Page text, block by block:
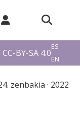
BY-SA 4.0
ES
EN
zenbakia · 2022